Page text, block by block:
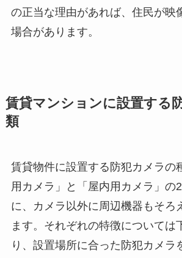
の正当な理由があれば、住民が映
場合があります。
賃貸マンションに設置する
類
賃貸物件に設置する防犯カメラの
用カメラ」と「屋内用カメラ」の
に、カメラ以外に周辺機器もそろ
ます。それぞれの特徴については
り、設置場所に合った防犯カメラ